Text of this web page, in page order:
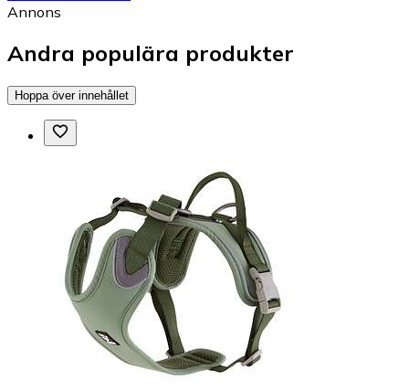
Annons
Andra populära produkter
Hoppa över innehållet